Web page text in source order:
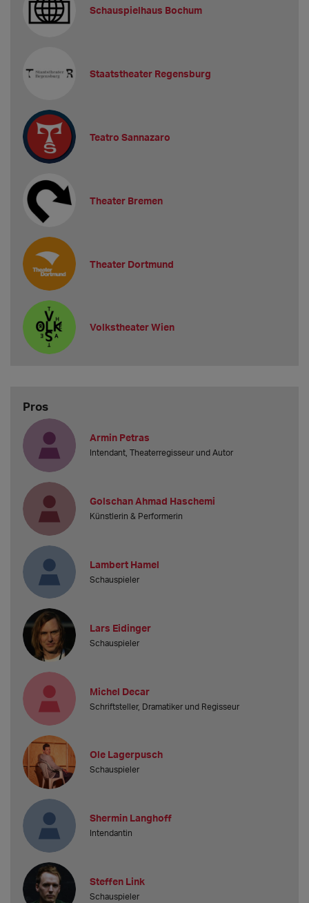
Schauspielhaus Bochum
Staatstheater Regensburg
Teatro Sannazaro
Theater Bremen
Theater Dortmund
Volkstheater Wien
Pros
Armin Petras
Intendant, Theaterregisseur und Autor
Golschan Ahmad Haschemi
Künstlerin & Performerin
Lambert Hamel
Schauspieler
Lars Eidinger
Schauspieler
Michel Decar
Schriftsteller, Dramatiker und Regisseur
Ole Lagerpusch
Schauspieler
Shermin Langhoff
Intendantin
Steffen Link
Schauspieler